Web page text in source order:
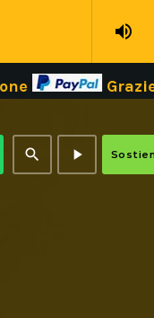
volume_up
Grazie! Dona
search play_arrow